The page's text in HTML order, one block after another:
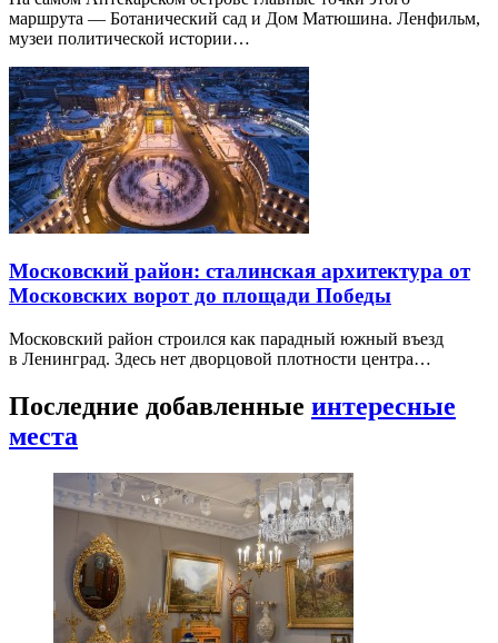
маршрута — Ботанический сад и Дом Матюшина. Ленфильм,
музеи политической истории…
Московский район: сталинская архитектура от
Московских ворот до площади Победы
Московский район строился как парадный южный въезд
в Ленинград. Здесь нет дворцовой плотности центра…
Последние добавленные интересные
места